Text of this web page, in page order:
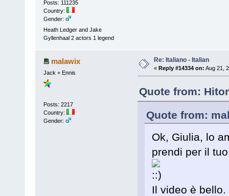
Posts: 111235
Country:
Gender:
Heath Ledger and Jake
Gyllenhaal 2 actors 1 legend
malawix
Jack + Ennis
Posts: 2217
Country:
Gender:
Re: Italiano - Italian
« Reply #14334 on: Aug 21,
Quote from:
Quote from:
Ok, Giulia, lo
prendi per il
Il video è